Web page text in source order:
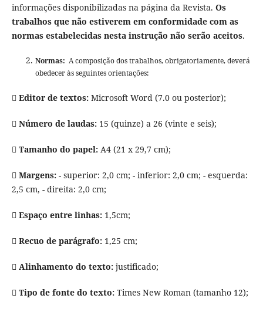
informações disponibilizadas na página da Revista. Os
trabalhos que não estiverem em conformidade com as
normas estabelecidas nesta instrução não serão aceitos.
Normas: A composição dos trabalhos, obrigatoriamente, deverá
obedecer às seguintes orientações:
 Editorde textos:Microsoft Word (7.0 ou posterior);
 Número de laudas:15 (quinze) a 26 (vinte e seis);
 Tamanho do papel:A4 (21 x 29,7 cm);
 Margens:- superior: 2,0 cm; - inferior: 2,0 cm; - esquerda:
2,5 cm, - direita: 2,0 cm;
 Espaço entre linhas: 1,5cm;
 Recuo de parágrafo:1,25 cm;
 Alinhamento do texto:justificado;
 Tipo de fonte do texto:Times New Roman (tamanho 12);